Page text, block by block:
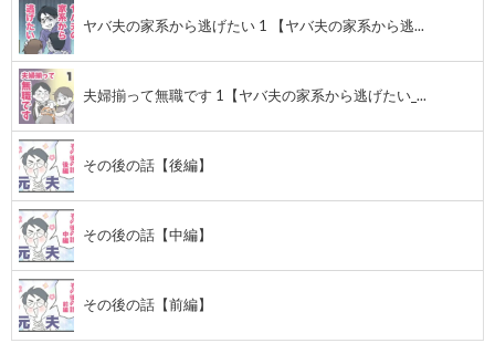
ヤバ夫の家系から逃げたい 1 【ヤバ夫の家系から逃...
夫婦揃って無職です 1【ヤバ夫の家系から逃げたい_...
その後の話【後編】
その後の話【中編】
その後の話【前編】